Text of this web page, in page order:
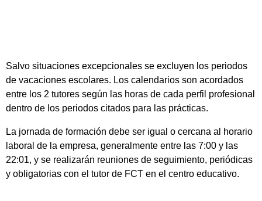
Salvo situaciones excepcionales se excluyen los periodos
de vacaciones escolares. Los calendarios son acordados
entre los 2 tutores según las horas de cada perfil profesional
dentro de los periodos citados para las prácticas.
La jornada de formación debe ser igual o cercana al horario
laboral de la empresa, generalmente entre las 7:00 y las
22:01, y se realizarán reuniones de seguimiento, periódicas
y obligatorias con el tutor de FCT en el centro educativo.